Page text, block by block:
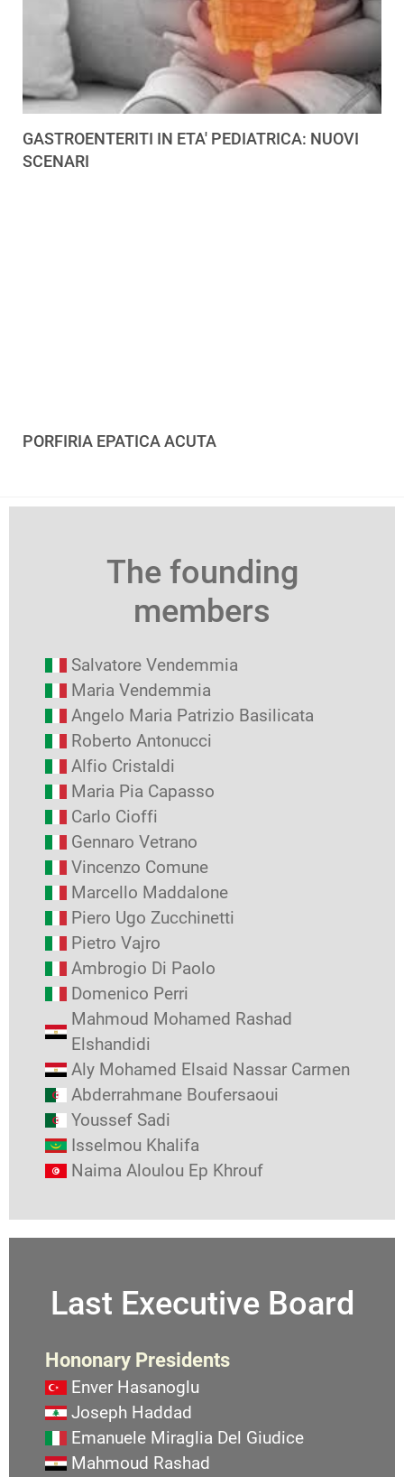
GASTROENTERITI IN ETA' PEDIATRICA: NUOVI
SCENARI
PORFIRIA EPATICA ACUTA
The founding
members
Salvatore Vendemmia
Maria Vendemmia
Angelo Maria Patrizio Basilicata
Roberto Antonucci
Alfio Cristaldi
Maria Pia Capasso
Carlo Cioffi
Gennaro Vetrano
Vincenzo Comune
Marcello Maddalone
Piero Ugo Zucchinetti
Pietro Vajro
Ambrogio Di Paolo
Domenico Perri
Mahmoud Mohamed Rashad
Elshandidi
Aly Mohamed Elsaid Nassar Carmen
Abderrahmane Boufersaoui
Youssef Sadi
Isselmou Khalifa
Naima Aloulou Ep Khrouf
Last Executive Board
Hononary Presidents
Enver Hasanoglu
Joseph Haddad
Emanuele Miraglia Del Giudice
Mahmoud Rashad